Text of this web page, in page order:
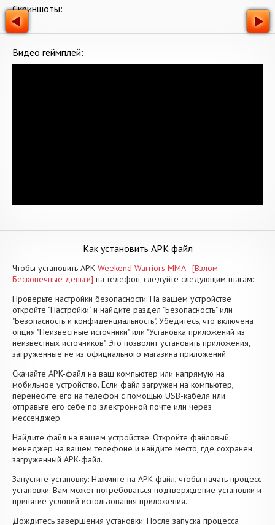
Скриншоты:
Видео геймплей:
Как установить APK файл
Чтобы установить APK Weekend Warriors MMA - [Взлом
Бесконечные деньги] на телефон, следуйте следующим шагам:
Проверьте настройки безопасности: На вашем устройстве
откройте "Настройки" и найдите раздел "Безопасность" или
"Безопасность и конфиденциальность". Убедитесь, что включена
опция "Неизвестные источники" или "Установка приложений из
неизвестных источников". Это позволит установить приложения,
загруженные не из официального магазина приложений.
Скачайте APK-файл на ваш компьютер или напрямую на
мобильное устройство. Если файл загружен на компьютер,
перенесите его на телефон с помощью USB-кабеля или
отправьте его себе по электронной почте или через
мессенджер.
Найдите файл на вашем устройстве: Откройте файловый
менеджер на вашем телефоне и найдите место, где сохранен
загруженный APK-файл.
Запустите установку: Нажмите на APK-файл, чтобы начать процесс
установки. Вам может потребоваться подтверждение установки и
принятие условий использования приложения.
Дождитесь завершения установки: После запуска процесса